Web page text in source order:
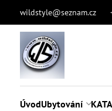
wildstyle@seznam.cz
ÚvodUbytování